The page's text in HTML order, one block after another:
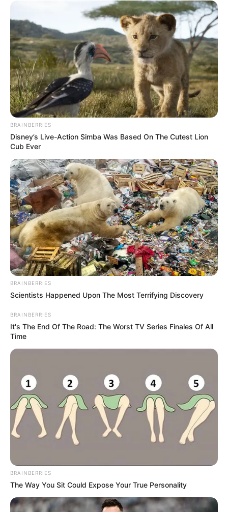
BRAINBERRIES
Disney’s Live-Action Simba Was Based On The Cutest Lion
Cub Ever
BRAINBERRIES
Scientists Happened Upon The Most Terrifying Discovery
BRAINBERRIES
It's The End Of The Road: The Worst TV Series Finales Of All
Time
BRAINBERRIES
The Way You Sit Could Expose Your True Personality